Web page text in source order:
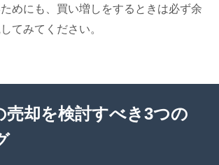
めにも、買い増しをするときは必ず余
てみてください。
売却を検討すべき3つの